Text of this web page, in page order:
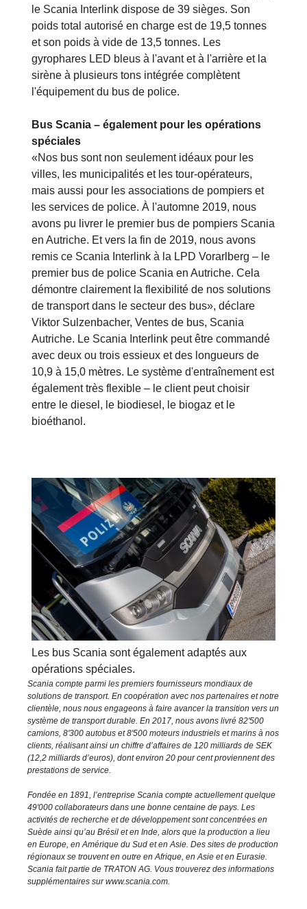
le Scania Interlink dispose de 39 sièges. Son
poids total autorisé en charge est de 19,5 tonnes
et son poids à vide de 13,5 tonnes. Les
gyrophares LED bleus à l'avant et à l'arrière et la
sirène à plusieurs tons intégrée complètent
l'équipement du bus de police.
Bus Scania – également pour les opérations
spéciales
«Nos bus sont non seulement idéaux pour les
villes, les municipalités et les tour-opérateurs,
mais aussi pour les associations de pompiers et
les services de police. À l'automne 2019, nous
avons pu livrer le premier bus de pompiers Scania
en Autriche. Et vers la fin de 2019, nous avons
remis ce Scania Interlink à la LPD Vorarlberg – le
premier bus de police Scania en Autriche. Cela
démontre clairement la flexibilité de nos solutions
de transport dans le secteur des bus», déclare
Viktor Sulzenbacher, Ventes de bus, Scania
Autriche. Le Scania Interlink peut être commandé
avec deux ou trois essieux et des longueurs de
10,9 à 15,0 mètres. Le système d'entraînement est
également très flexible – le client peut choisir
entre le diesel, le biodiesel, le biogaz et le
bioéthanol.
Les bus Scania sont également adaptés aux
opérations spéciales.
Scania compte parmi les premiers fournisseurs mondiaux de
solutions de transport. En coopération avec nos partenaires et notre
clientèle, nous nous engageons à faire avancer la transition vers un
système de transport durable. En 2017, nous avons livré 82'500
camions, 8'300 autobus et 8'500 moteurs industriels et marins à nos
clients, réalisant ainsi un chiffre d’affaires de 120 milliards de SEK
(12,2 milliards d’euros), dont environ 20 pour cent proviennent des
prestations de service.
Fondée en 1891, l’entreprise Scania compte actuellement quelque
49'000 collaborateurs dans une bonne centaine de pays. Les
activités de recherche et de développement sont concentrées en
Suède ainsi qu’au Brésil et en Inde, alors que la production a lieu
en Europe, en Amérique du Sud et en Asie. Des sites de production
régionaux se trouvent en outre en Afrique, en Asie et en Eurasie.
Scania fait partie de TRATON AG. Vous trouverez des informations
supplémentaires sur www.scania.com.